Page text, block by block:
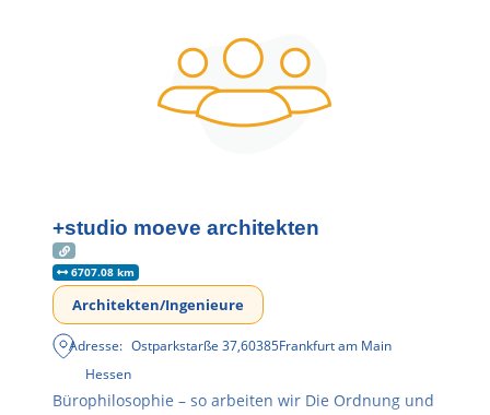
+studio moeve architekten
6707.08 km
Architekten/Ingenieure
Adresse: Ostparkstarße 37,60385Frankfurt am Main
Hessen
Bürophilosophie – so arbeiten wir Die Ordnung und